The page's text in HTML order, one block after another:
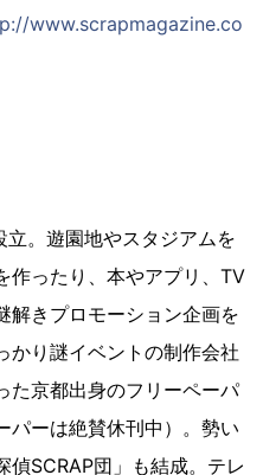
www.scrapmagazine.co
。遊園地やスタジアムを
作ったり、本やアプリ、TV
解きプロモーション企画を
かり謎イベントの制作会社
た京都出身のフリーペーパ
パーは絶賛休刊中）。勢い
偵SCRAP団」も結成。テレ